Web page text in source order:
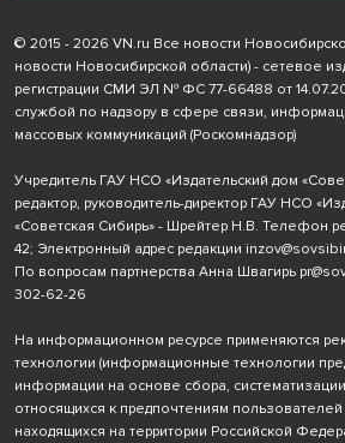
© 2015 - 2026 VN.ru Все новости
новости Новосибирской области) - сетевое
регистрации СМИ ЭЛ № ФС 77-66488 от
службой по надзору в сфере связи,
массовых коммуникаций (Роскомнадзор)
Учредитель ГАУ НСО «Издательский дом
редактор, руководитель-директор ГАУ НСО
«Советская Сибирь» - Шрейтер Н.В. Телефон
42; Электронный адрес редакции
По вопросам партнерства Анна Швагирь
302-62-26
На информационном ресурсе применяются
технологии (информационные технологии
информации на основе сбора,
относящихся к предпочтениям пользователей
находящихся на территории Российской